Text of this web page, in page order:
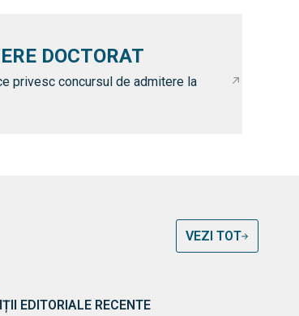
DOCTORAT
privesc concursul de admitere la
VEZI TOT
EDITORIALE RECENTE